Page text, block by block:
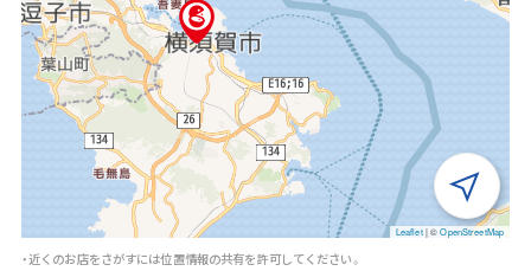
Leaflet |©OpenStreetMap
・近くのお店をさがすには位置情報の共有を許可してください。